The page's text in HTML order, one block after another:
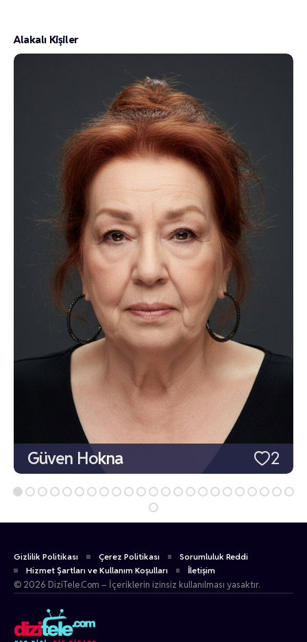
Alakalı Kişiler
2
Güven Hokna
Gizlilik Politikası Çerez Politikası
Sorumluluk Reddi
Hizmet Şartları ve Kullanım Koşulları
İletişim
© 2026 DiziTele.Com – İçeriklerin izinsiz kullanılması yasaktır.